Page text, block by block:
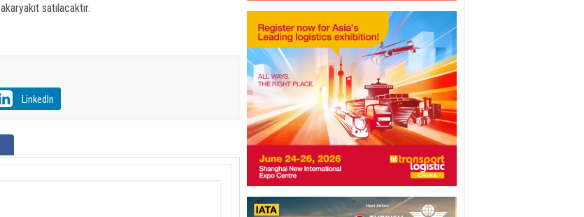
akaryakıt satılacaktır.
LinkedIn